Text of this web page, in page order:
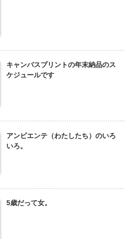
キャンバスプリントの年末納品のス
ケジュールです
アンビエンテ（わたしたち）のいろ
いろ。
5歳だって女。